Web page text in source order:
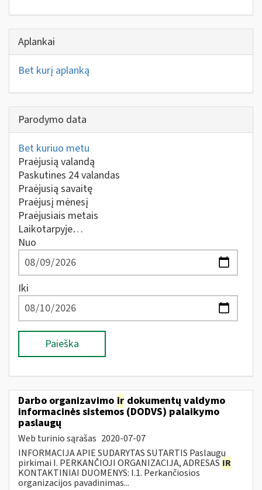
Aplankai
Bet kurį aplanką
Parodymo data
Bet kuriuo metu
Praėjusią valandą
Paskutines 24 valandas
Praėjusią savaitę
Praėjusį mėnesį
Praėjusiais metais
Laikotarpyje…
Nuo
Iki
Paieška
Darbo organizavimo ir dokumentų valdymo
informacinės sistemos (DODVS) palaikymo
paslaugų
Web turinio sąrašas 2020-07-07
INFORMACIJA APIE SUDARYTAS SUTARTIS Paslaugų
pirkimai I. PERKANČIOJI ORGANIZACIJA, ADRESAS IR
KONTAKTINIAI DUOMENYS: I.1. Perkančiosios
organizacijos pavadinimas...